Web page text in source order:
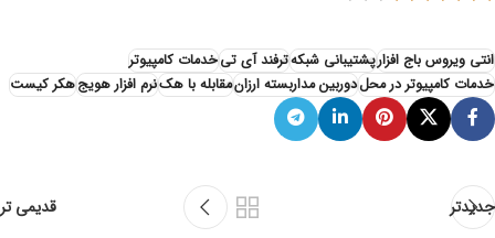
انتی ویروس باج افزارپشتیبانی شبکهترفند آی تیخدمات کامپیوتر
خدمات کامپیوتر در محلدوربین مداربسته ارزانمقابله با هکنرم افزار هویجهکر کیست
جدیدتر قدیمی تر